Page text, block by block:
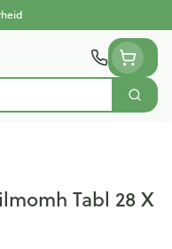
Zoek
Tabl 28 X